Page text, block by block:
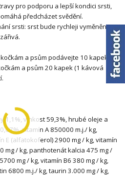
pro podporu a lepší kondici srsti,
předcházet svědění.
srsti: srst bude rychleji vyměněna,
a psům podávejte 10 kapek
a psům 20 kapek (1 kávová
1,1%, vlhkost 59,3%, hrubé oleje a
vitamín A 850000 m.j./ kg,
E (alfatokoferol) 2900 mg / kg, vitamín
mg / kg, panthotenát kalcia 475 mg /
mg / kg, vitamín B6 380 mg / kg,
6800 m.j./ kg, taurin 3.000 mg / kg,